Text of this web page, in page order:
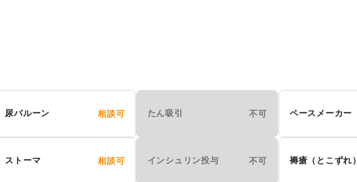
尿バルーン 相談可 たん吸引 不可 ペースメーカー
ストーマ 相談可 インシュリン投与 不可 褥瘡（とこずれ）